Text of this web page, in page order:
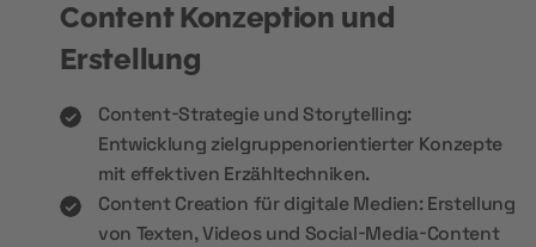
Content Konzeption und
Erstellung
Content-Strategie und Storytelling:
Entwicklung zielgruppenorientierter Konzepte
mit effektiven Erzähltechniken.
Content Creation für digitale Medien: Erstellung
von Texten, Videos und Social-Media-Content